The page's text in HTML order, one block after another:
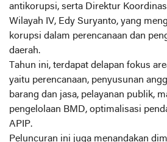
antikorupsi, serta Direktur
Wilayah IV, Edy Suryanto, yang
korupsi dalam perencanaan dan
daerah.
Tahun ini, terdapat delapan fokus
yaitu perencanaan, penyusunan
barang dan jasa, pelayanan publik,
pengelolaan BMD, optimalisasi
APIP.
Peluncuran ini juga menandakan